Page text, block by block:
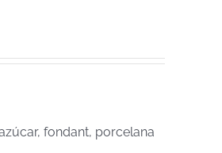
fondant, porcelana